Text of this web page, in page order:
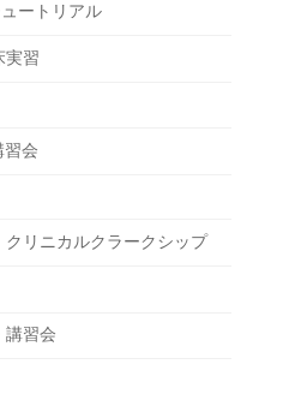
ートリアル
実習
習会
クリニカルクラークシップ
講習会